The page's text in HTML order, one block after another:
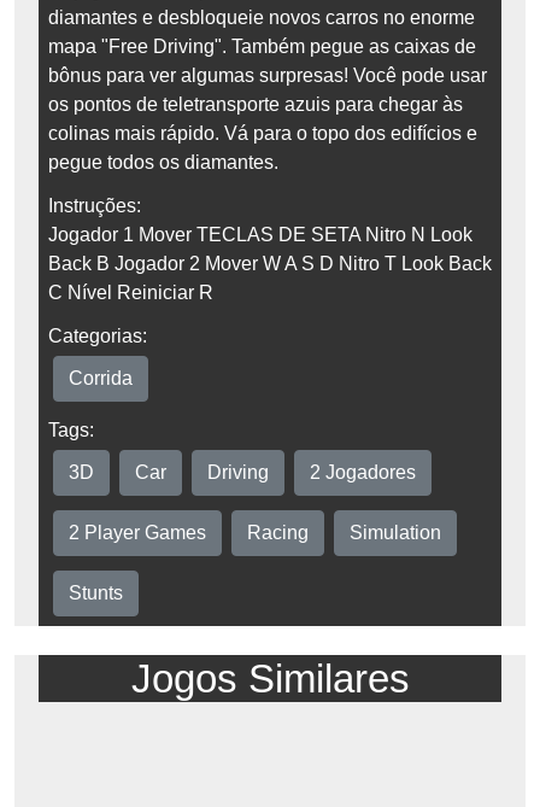
diamantes e desbloqueie novos carros no enorme
mapa "Free Driving". Também pegue as caixas de
bônus para ver algumas surpresas! Você pode usar
os pontos de teletransporte azuis para chegar às
colinas mais rápido. Vá para o topo dos edifícios e
pegue todos os diamantes.
Instruções:
Jogador 1 Mover TECLAS DE SETA Nitro N Look
Back B Jogador 2 Mover W A S D Nitro T Look Back
C Nível Reiniciar R
Categorias:
Corrida
Tags:
3D Car Driving 2 Jogadores
2 Player Games Racing Simulation
Stunts
Jogos Similares